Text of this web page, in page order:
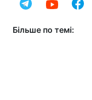
Більше по темі: